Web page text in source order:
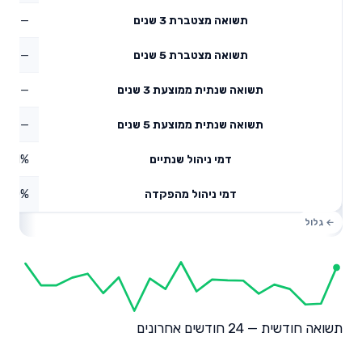
תשואה מצטברת 3 שנים —
תשואה מצטברת 5 שנים —
תשואה שנתית ממוצעת 3 שנים —
תשואה שנתית ממוצעת 5 שנים —
דמי ניהול שנתיים
דמי ניהול מהפקדה 0%
תשואה חודשית — 24 חודשים אחרונים